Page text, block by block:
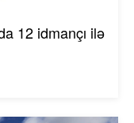
12 idmançı ilə